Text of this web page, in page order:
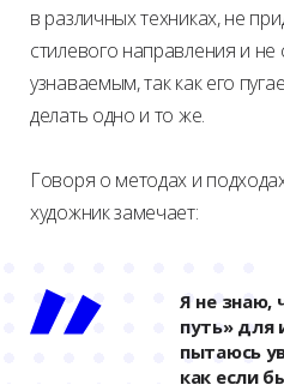
в различных техниках, не
стилевого направления и не
узнаваемым, так как его
делать одно и то же.
Говоря о методах и
художник замечает:
Я не знаю,
путь» для
пытаюсь
как если